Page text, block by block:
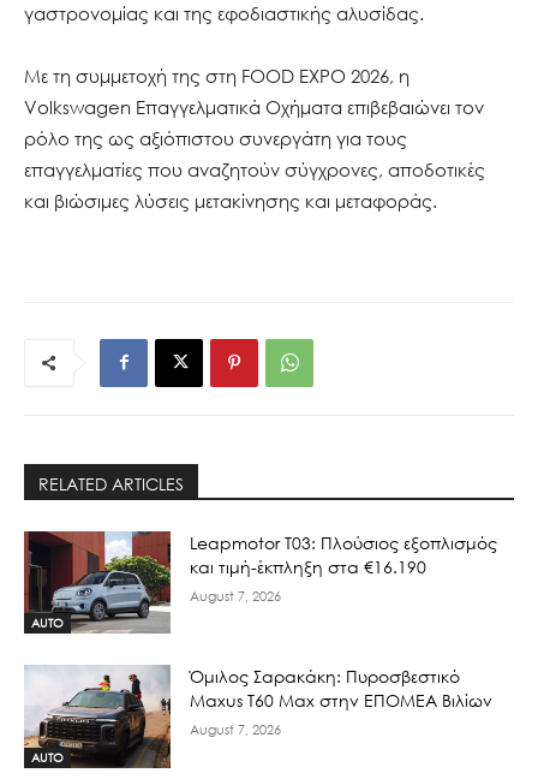
γαστρονομίας και της εφοδιαστικής αλυσίδας.
Με τη συμμετοχή της στη FOOD EXPO 2026, η
Volkswagen Επαγγελματικά Οχήματα επιβεβαιώνει τον
ρόλο της ως αξιόπιστου συνεργάτη για τους
επαγγελματίες που αναζητούν σύγχρονες, αποδοτικές
και βιώσιμες λύσεις μετακίνησης και μεταφοράς.
RELATED ARTICLES
AUTO
Leapmotor T03: Πλούσιος εξοπλισμός
και τιμή-έκπληξη στα €16.190
August 7, 2026
AUTO
Όμιλος Σαρακάκη: Πυροσβεστικό
Maxus T60 Max στην ΕΠΟΜΕΑ Βιλίων
August 7, 2026